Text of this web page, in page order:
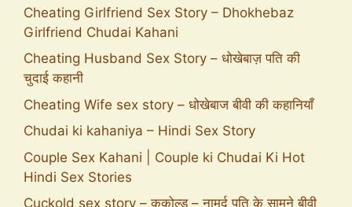
Cheating Girlfriend Sex Story – Dhokhebaz
Girlfriend Chudai Kahani
Cheating Husband Sex Story – धोखेबाज़ पति की
चुदाई कहानी
Cheating Wife sex story – धोखेबाज बीवी की कहानियाँ
Chudai ki kahaniya – Hindi Sex Story
Couple Sex Kahani | Couple ki Chudai Ki Hot
Hindi Sex Stories
Cuckold sex story – ककोल्ड – नामर्द पति के सामने बीवी